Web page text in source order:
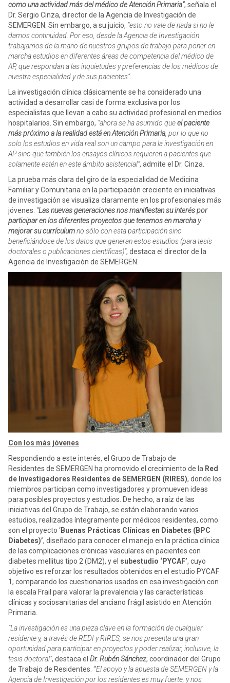
como una actividad más del médico de Atención Primaria”, señala el
Dr. Sergio Cinza, director de la Agencia de Investigación de
SEMERGEN. Sin embargo, a su juicio, “esto no vale de nada si no le
damos continuidad. Por eso, desde la Agencia de Investigación
trabajamos de la mano de nuestros grupos de trabajo para poner en
marcha estudios en diferentes áreas de competencia del médico de
AP, que respondan a las inquietudes y preferencias de los médicos de
nuestra especialidad y de sus pacientes”.
La investigación clínica clásicamente se ha considerado una
actividad a desarrollar casi de forma exclusiva por los
especialistas que llevan a cabo su actividad profesional en medios
hospitalarios. Sin embargo, “ahora se ha asumido queel paciente
más próximo a la realidad está en Atención Primaria , por lo que no
solo los estudios en vida real son un campo para la investigación en
AP sino que también los ensayos clínicos requieren a pacientes que
solamente estén en este ámbito asistencial”, admite el Dr. Cinza.
La prueba más clara del giro de la especialidad de Medicina
Familiar y Comunitaria en la participación creciente en iniciativas
de investigación se visualiza claramente en los profesionales más
jóvenes. “Las nuevas generaciones nos manifiestan su interés por
participar enlos diferentes proyectos que tenemos en marcha y
mejorar su currículumno sólo con esta participación sino
beneficiándose de los datos que generan estos estudios (para tesis
doctorales o publicaciones científicas)”, destaca el director de la
Agencia de Investigación de SEMERGEN.
Con los más jóvenes
Respondiendo a este interés, el Grupo de Trabajo de
Residentes de SEMERGEN ha promovido el crecimiento de la Red
de Investigadores Residentes de SEMERGEN (RIRES), donde los
miembros participan como investigadores y promueven ideas
para posibles proyectos y estudios. De hecho, a raíz de las
iniciativas del Grupo de Trabajo, se están elaborando varios
estudios, realizados íntegramente por médicos residentes, como
son el proyecto ‘Buenas Prácticas Clínicas en Diabetes (BPC
Diabetes)’, diseñado para conocer el manejo en la práctica clínica
de las complicaciones crónicas vasculares en pacientes con
diabetes mellitus tipo 2 (DM2), y el subestudio ‘PYCAF’, cuyo
objetivo es reforzar los resultados obtenidos en el estudio PYCAF
1, comparando los cuestionarios usados en esa investigación con
la escala Frail para valorar la prevalencia y las características
clínicas y sociosanitarias del anciano frágil asistido en Atención
Primaria.
“La investigación es una pieza clave en la formación de cualquier
residente y, a través de REDI y RIRES, se nos presenta una gran
oportunidad para participar en proyectos y poder realizar, inclusive, la
tesis doctoral”, destaca el Dr. Rubén Sánchez, coordinador del Grupo
de Trabajo de Residentes. “El apoyo y la apuesta de SEMERGEN y la
Agencia de Investigación por los residentes es muy fuerte, y nos